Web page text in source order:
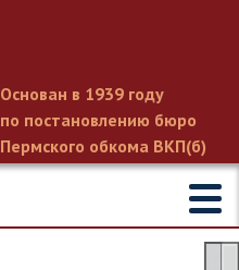
Основан в 1939 году
по постановлению бюро
Пермского обкома ВКП(б)